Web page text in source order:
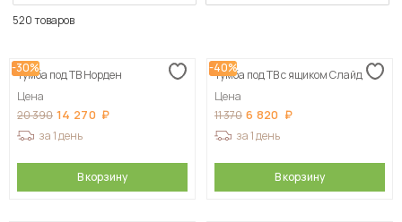
Сначала дорогие
520 товаров
-30%
Тумба под ТВ Норден
Цена
20 390 14 270
за 1 день
В корзину
-40%
Тумба под ТВ с ящиком Слайд
Цена
11 370 6 820
за 1 день
В корзину